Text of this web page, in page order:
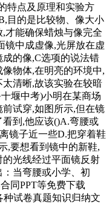
特点及原理和实验方
目的是比较物、像大小
才能确保蜡烛与像完全
镜中成虚像,光屏放在虚
的像,C选项的说法错
物体,在明亮的环境中,
清晰,故该实验在较暗
堰中考)小明在某商场
试穿,如图所示,但在镜
到,他应该()A.弯腰或
镜子近一些D.把穿着鞋
,要想看到镜中的新鞋,
光线经过平面镜反射
当弯腰或小学、初
同PPT等免费下载
种试卷真题知识归纳文